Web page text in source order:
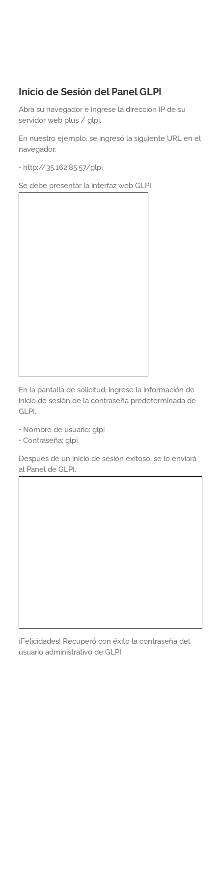
Inicio de Sesión del Panel GLPI
Abra su navegador e ingrese la dirección IP de su
servidor web plus / glpi.
En nuestro ejemplo, se ingresó la siguiente URL en el
navegador:
• http://35.162.85.57/glpi
Se debe presentar la interfaz web GLPI.
En la pantalla de solicitud, ingrese la información de
inicio de sesión de la contraseña predeterminada de
GLPI.
• Nombre de usuario: glpi
• Contraseña: glpi
Después de un inicio de sesión exitoso, se lo enviará
al Panel de GLPI.
¡Felicidades! Recuperó con éxito la contraseña del
usuario administrativo de GLPI.